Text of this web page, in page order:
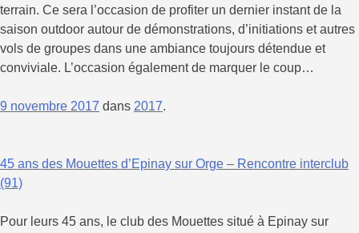
terrain. Ce sera l’occasion de profiter un dernier instant de la
saison outdoor autour de démonstrations, d’initiations et autres
vols de groupes dans une ambiance toujours détendue et
conviviale. L’occasion également de marquer le coup…
9 novembre 2017 dans 2017.
45 ans des Mouettes d’Epinay sur Orge – Rencontre interclub
(91)
Pour leurs 45 ans, le club des Mouettes situé à Epinay sur